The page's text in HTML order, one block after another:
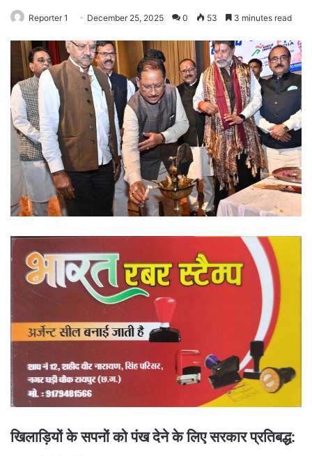
Reporter 1 December 25, 2025 0 53 3 minutes read
खिलाड़ियों के सपनों को पंख देने के लिए सरकार प्रतिबद्ध: